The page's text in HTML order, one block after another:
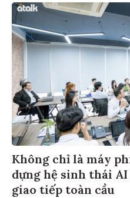
Không chỉ là máy
dựng hệ sinh thái
giao tiếp toàn cầu